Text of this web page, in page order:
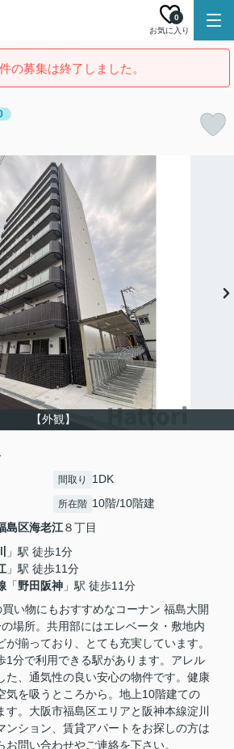
お気に入り
0
の募集は終了しました。
【外観】
間取り 1DK
所在階 10階/10階建
島区海老江８丁目
」駅 徒歩1分
」駅 徒歩11分
「野田阪神 」駅 徒歩11分
い物にもおすすめなコーナン 福島大開
場所。共用部にはエレベータ・敷地内
が揃っており、とても充実しています。
1分で利用できる駅があります。アレル
た、通気性の良い安心の物件です。健康
気を吸うところから。地上10階建ての
す。大阪市福島区エリアと阪神本線淀川
ンション、賃貸アパートをお探しの方は
お問い合わせやご連絡を下さい。